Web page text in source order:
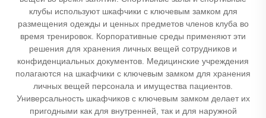
клубы используют шкафчики с ключевым замком для
размещения одежды и ценных предметов членов клуба во
время тренировок. Корпоративные среды применяют эти
решения для хранения личных вещей сотрудников и
конфиденциальных документов. Медицинские учреждения
полагаются на шкафчики с ключевым замком для хранения
личных вещей персонала и имущества пациентов.
Универсальность шкафчиков с ключевым замком делает их
пригодными как для внутренней, так и для наружной